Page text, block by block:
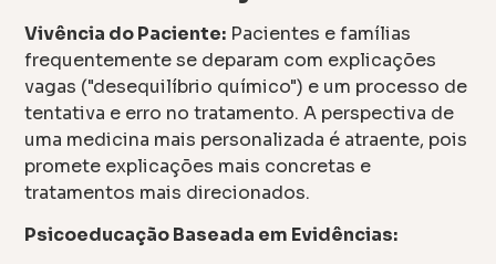
Vivência do Paciente: Pacientes e famílias
frequentemente se deparam com explicações
vagas ("desequilíbrio químico") e um processo de
tentativa e erro no tratamento. A perspectiva de
uma medicina mais personalizada é atraente, pois
promete explicações mais concretas e
tratamentos mais direcionados.
Psicoeducação Baseada em Evidências: